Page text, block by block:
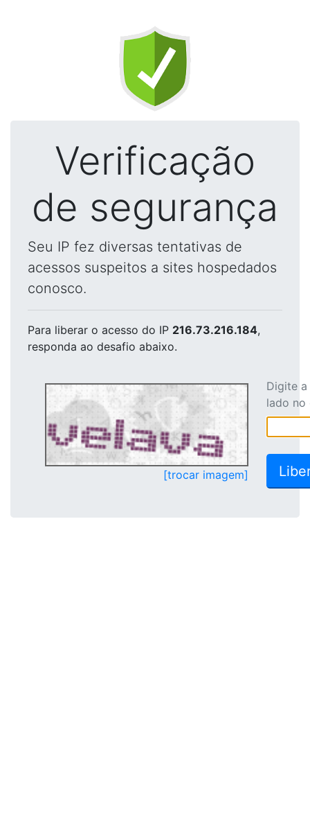
Verificação
de segurança
Seu IP fez diversas tentativas de
acessos suspeitos a sites hospedados
conosco.
Para liberar o acesso do IP 216.73.216.184,
responda ao desafio abaixo.
[trocar imagem]
Digite
lado no